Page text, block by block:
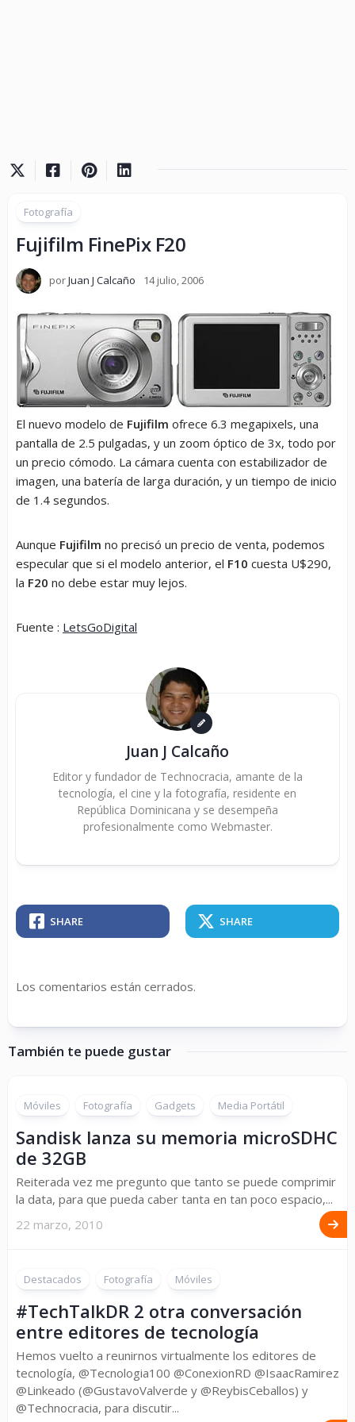
Fotografía
Fujifilm FinePix F20
porJuan J Calcaño 14 julio, 2006
El nuevo modelo de Fujifilm ofrece 6.3 megapixels, una
pantalla de 2.5 pulgadas, y un zoom óptico de 3x, todo por
un precio cómodo. La cámara cuenta con estabilizador de
imagen, una batería de larga duración, y un tiempo de inicio
de 1.4 segundos.
Aunque Fujifilm no precisó un precio de venta, podemos
especular que si el modelo anterior, el F10 cuesta U$290,
la F20 no debe estar muy lejos.
Fuente : LetsGoDigital
Juan J Calcaño
Editor y fundador de Technocracia, amante de la
tecnología, el cine y la fotografía, residente en
República Dominicana y se desempeña
profesionalmente como Webmaster.
SHARE SHARE
Los comentarios están cerrados.
También te puede gustar
Móviles Fotografía Gadgets Media Portátil
Sandisk lanza su memoria microSDHC
de 32GB
Reiterada vez me pregunto que tanto se puede comprimir
la data, para que pueda caber tanta en tan poco espacio,...
22 marzo, 2010
Destacados Fotografía Móviles
#TechTalkDR 2 otra conversación
entre editores de tecnología
Hemos vuelto a reunirnos virtualmente los editores de
tecnología, @Tecnologia100 @ConexionRD @IsaacRamirez
@Linkeado (@GustavoValverde y @ReybisCeballos) y
@Technocracia, para discutir...